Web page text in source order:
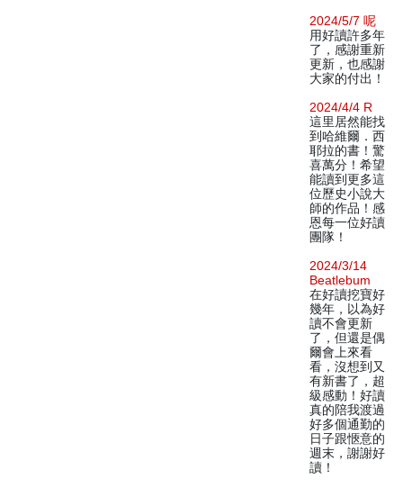
2024/5/7 呢
用好讀許多年
了，感謝重新
更新，也感謝
大家的付出！
2024/4/4 R
這里居然能找
到哈維爾．西
耶拉的書！驚
喜萬分！希望
能讀到更多這
位歷史小說大
師的作品！感
恩每一位好讀
團隊！
2024/3/14
Beatlebum
在好讀挖寶好
幾年，以為好
讀不會更新
了，但還是偶
爾會上來看
看，沒想到又
有新書了，超
級感動！好讀
真的陪我渡過
好多個通勤的
日子跟愜意的
週末，謝謝好
讀！